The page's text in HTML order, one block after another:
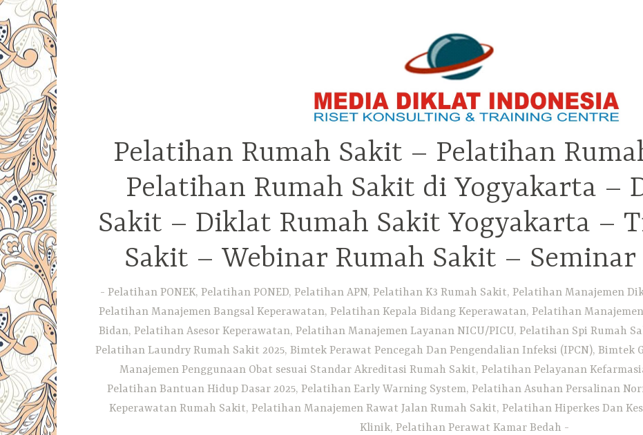
Pelatihan Rumah Sakit – Pelatihan
Pelatihan Rumah Sakit di Yogyakarta –
Sakit – Diklat Rumah Sakit Yogyakarta –
Sakit – Webinar Rumah Sakit –
Pelatihan PONEK, Pelatihan PONED, Pelatihan APN, Pelatihan K3 Rumah Sakit, Pelatihan Manajemen
Pelatihan Manajemen Bangsal Keperawatan, Pelatihan Kepala Bidang Keperawatan, Pelatihan
Bidan, Pelatihan Asesor Keperawatan, Pelatihan Manajemen Layanan NICU/PICU, Pelatihan Spi Rumah
Pelatihan Laundry Rumah Sakit 2025, Bimtek Perawat Pencegah Dan Pengendalian Infeksi (IPCN), Bimtek
Manajemen Penggunaan Obat sesuai Standar Akreditasi Rumah Sakit, Pelatihan Pelayanan
Pelatihan Bantuan Hidup Dasar 2025, Pelatihan Early Warning System, Pelatihan Asuhan Persalinan
Keperawatan Rumah Sakit, Pelatihan Manajemen Rawat Jalan Rumah Sakit, Pelatihan Hiperkes Dan
Klinik, Pelatihan Perawat Kamar Bedah